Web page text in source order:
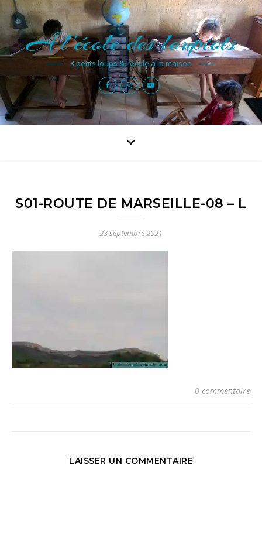
A l'école des loupiots
3 petits loups & l'école à la maison
S01-ROUTE DE MARSEILLE-08 – L
23 septembre 2021
0 commentaire
LAISSER UN COMMENTAIRE